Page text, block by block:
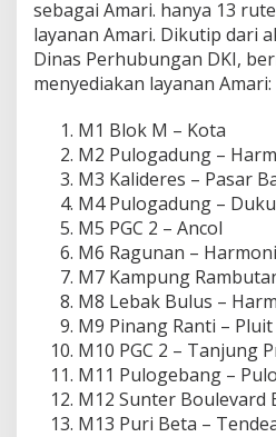
C
a
t
a
t
u
t
e
n
y
a
.
.
.
sebagai Amari. hanya 13
layanan Amari. Dikutip dari
Dinas Perhubungan DKI,
menyediakan layanan Amari:
M1 Blok M – Kota
M2 Pulogadung –
M3 Kalideres – Pasar
M4 Pulogadung –
M5 PGC 2 – Ancol
M6 Ragunan – Harmoni
M7 Kampung
M8 Lebak Bulus –
M9 Pinang Ranti – Pluit
M10 PGC 2 – Tanjung
M11 Pulogebang –
M12 Sunter Boulevard
M13 Puri Beta –